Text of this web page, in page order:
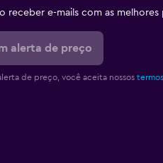
receber e-mails com as
alerta de preço
de preço, você aceita nossos